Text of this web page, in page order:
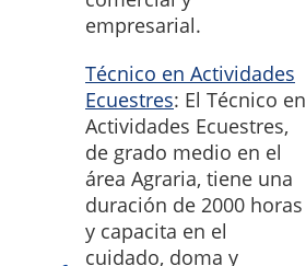
empresarial.
Técnico en Actividades
Ecuestres: El Técnico en
Actividades Ecuestres,
de grado medio en el
área Agraria, tiene una
duración de 2000 horas
y capacita en el
cuidado, doma y